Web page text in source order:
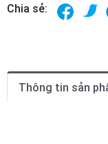
Chia sẻ:
Thông tin sản